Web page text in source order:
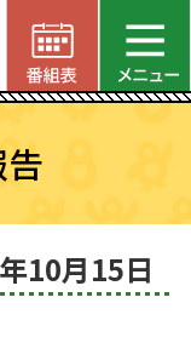
10月15日